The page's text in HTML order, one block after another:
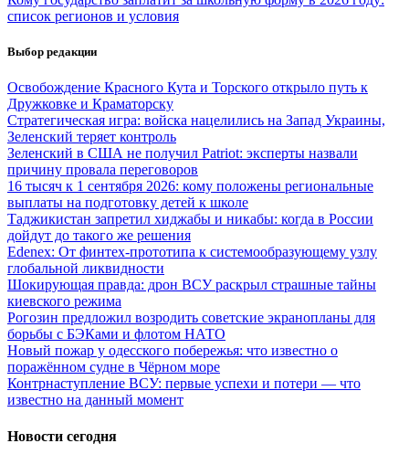
список регионов и условия
Выбор редакции
Освобождение Красного Кута и Торского открыло путь к
Дружковке и Краматорску
Стратегическая игра: войска нацелились на Запад Украины,
Зеленский теряет контроль
Зеленский в США не получил Patriot: эксперты назвали
причину провала переговоров
16 тысяч к 1 сентября 2026: кому положены региональные
выплаты на подготовку детей к школе
Таджикистан запретил хиджабы и никабы: когда в России
дойдут до такого же решения
Edenex: От финтех-прототипа к системообразующему узлу
глобальной ликвидности
Шокирующая правда: дрон ВСУ раскрыл страшные тайны
киевского режима
Рогозин предложил возродить советские экранопланы для
борьбы с БЭКами и флотом НАТО
Новый пожар у одесского побережья: что известно о
поражённом судне в Чёрном море
Контрнаступление ВСУ: первые успехи и потери — что
известно на данный момент
Новости сегодня